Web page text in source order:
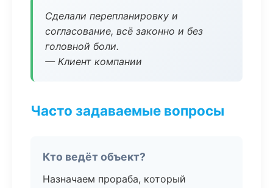
Сделали перепланировку и
согласование, всё законно и без
головной боли.
— Клиент компании
Часто задаваемые вопросы
Кто ведёт объект?
Назначаем прораба, который